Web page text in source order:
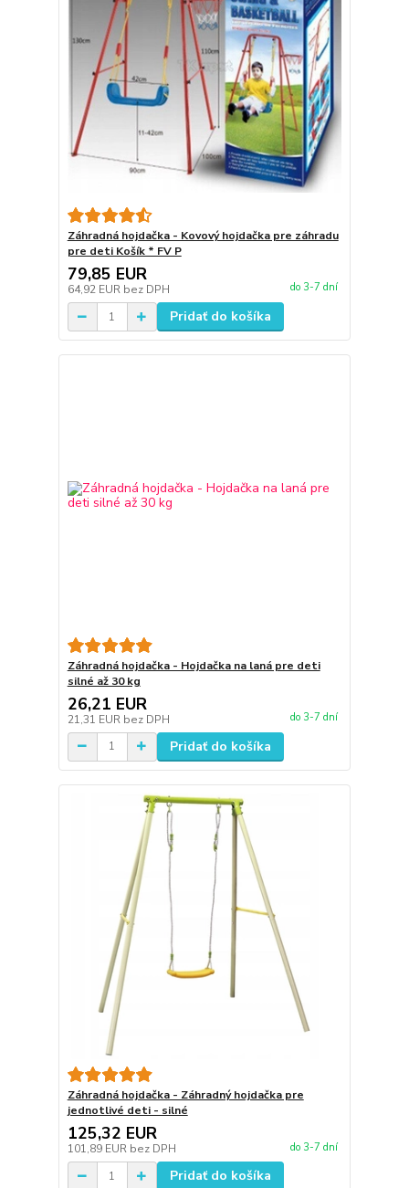
Záhradná hojdačka - Kovový hojdačka pre záhradu
pre deti Košík * FV P
79,85 EUR
64,92 EUR bez DPH do 3-7 dní
Pridať do košíka
Záhradná hojdačka - Hojdačka na laná pre deti
silné až 30 kg
26,21 EUR
21,31 EUR bez DPH do 3-7 dní
Pridať do košíka
Záhradná hojdačka - Záhradný hojdačka pre
jednotlivé deti - silné
125,32 EUR
101,89 EUR bez DPH do 3-7 dní
Pridať do košíka